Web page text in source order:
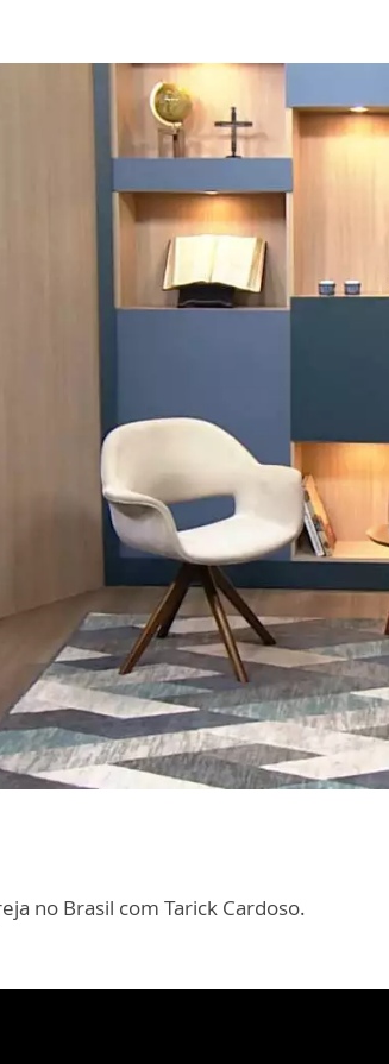
no Brasil com Tarick Cardoso.